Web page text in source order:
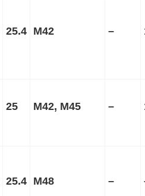
25.4 M42 –
25 M42, M45 –
25.4 M48 –